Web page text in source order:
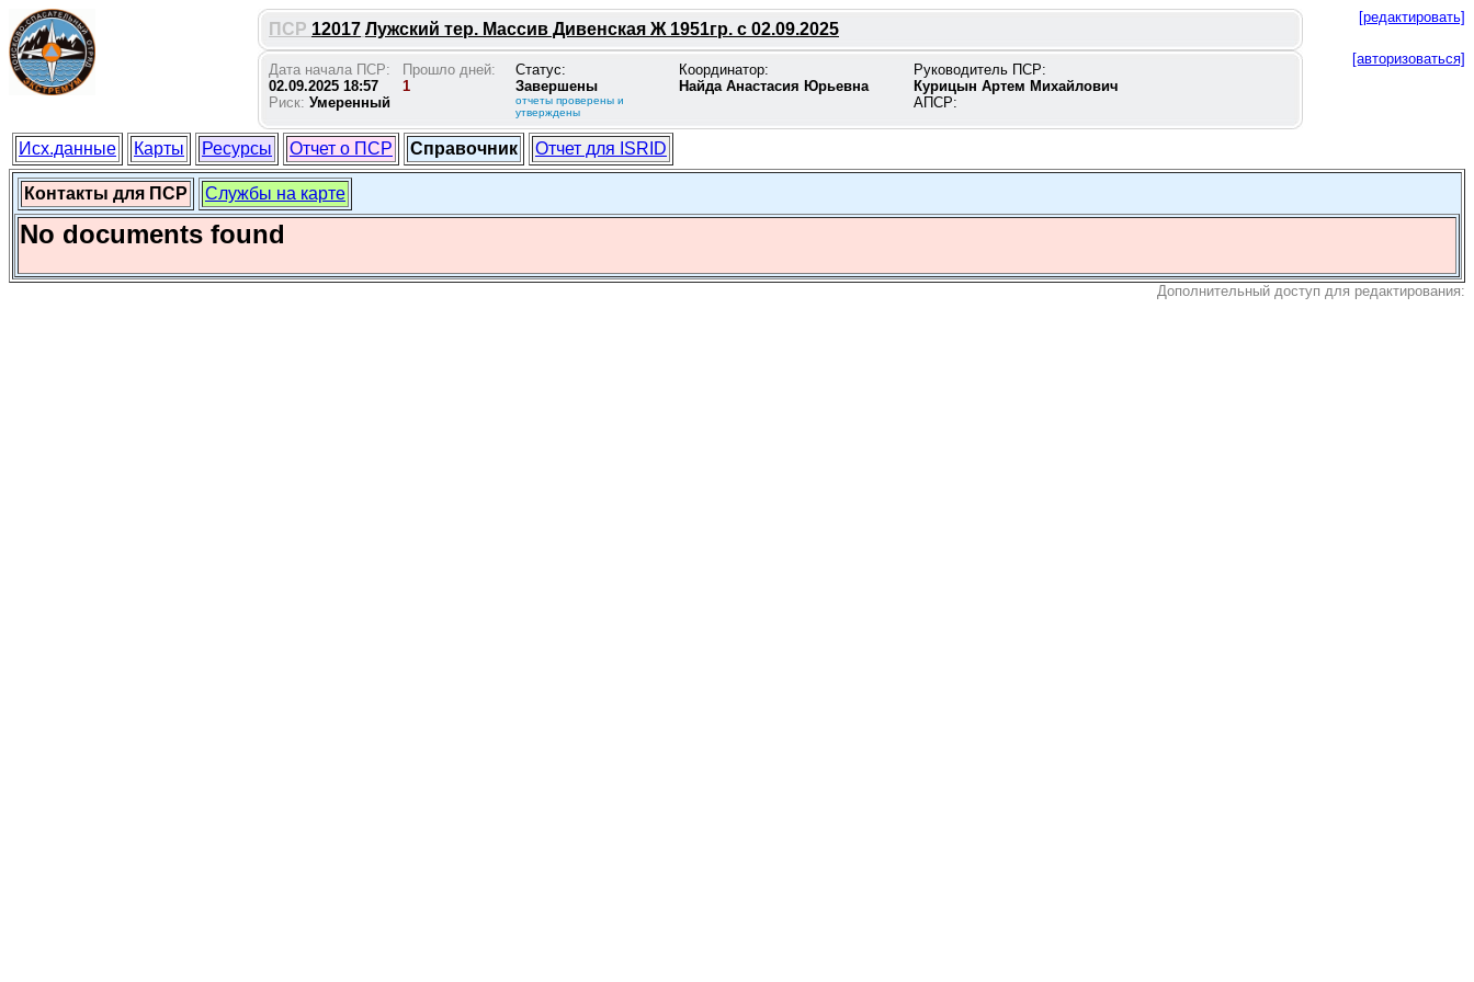
ПСР 12017 Лужский тер. Массив Дивенская Ж 1951гр. с 02.09.2025
[редактировать]
Дата начала ПСР:
02.09.2025 18:57
Риск: Умеренный
Прошло дней:
1
Статус:
Завершены
отчеты проверены и
утверждены
Координатор:
Найда Анастасия Юрьевна
Руководитель ПСР:
Курицын Артем Михайлович
АПСР:
[авторизоваться]
Исх.данные Карты Ресурсы Отчет о ПСР Справочник Отчет для ISRID
Контакты для ПСР Службы на карте
No documents found
Дополнительный доступ для редактирования: